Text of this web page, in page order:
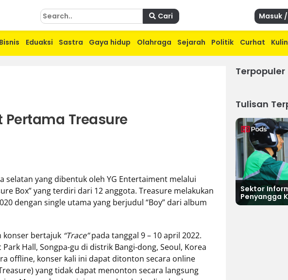
Masuk
Cari
Bisnis Eduaksi Sastra Gaya hidup Olahraga Sejarah Politik Curhat
Pertama Treasure
selatan yang dibentuk oleh YG Entertaiment melalui
Box” yang terdiri dari 12 anggota. Treasure melakukan
dengan single utama yang berjudul “Boy” dari album
konser bertajuk “Trace”pada tanggal 9 – 10 april 2022.
Hall, Songpa-gu di distrik Bangi-dong, Seoul, Korea
offline, konser kali ini dapat ditonton secara online
yang tidak dapat menonton secara langsung
Terpopuler
Tulisan
Sektor
Penyangga